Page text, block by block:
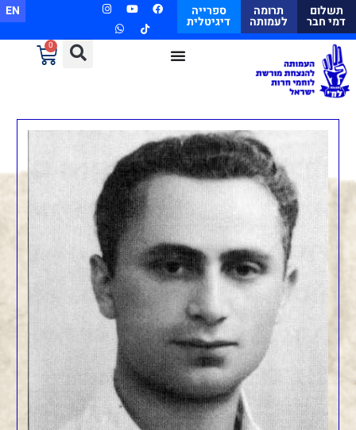
תשלום
דמי חבר
תרומה
לעמותה
ספרייה
דיגיטלית
EN
0